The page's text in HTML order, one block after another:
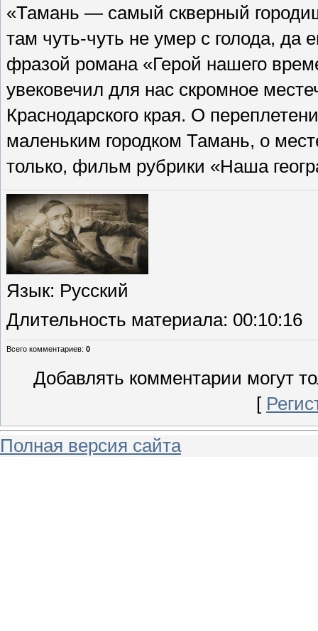
«Тамань — самый скверный
там чуть-чуть не умер с голода, да
фразой романа «Герой нашего
увековечил для нас скромное
Краснодарского края. О
маленьким городком Тамань, о
только, фильм рубрики «Наша
Язык: Русский
Длительность материала: 00:10:16
Всего комментариев: 0
Добавлять комментарии могут
[
Полная версия сайта